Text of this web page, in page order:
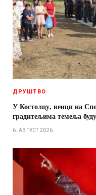
ДРУШТВО
У Костолцу, венци на
градитељима темеља
6. АВГУСТ 2026.